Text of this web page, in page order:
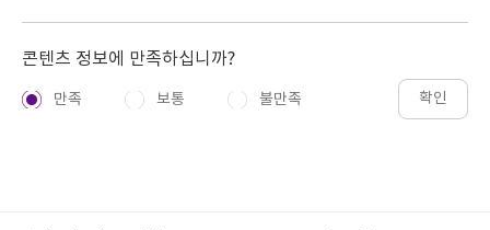
콘텐츠 정보에 만족하십니까?
만족 보통 불만족 확인